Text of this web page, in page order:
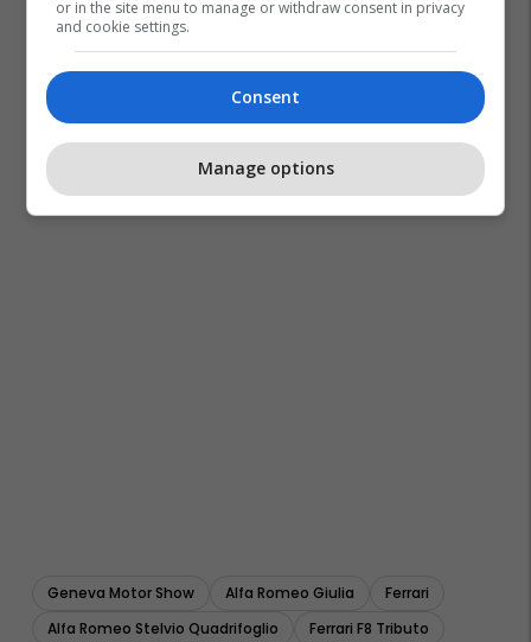
Geneva Motor Show Alfa Romeo Giulia
Ferrari
Alfa Romeo Stelvio Quadrifoglio
Ferrari F8 Tributo
or in the site menu to manage or withdraw consent in privacy
and cookie settings.
Consent
Manage options